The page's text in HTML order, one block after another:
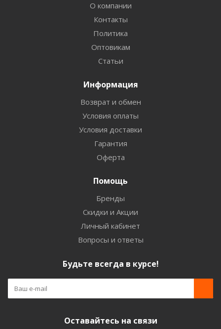
О компании
Контакты
Политика
Оптовикам
Статьи
Информация
Возврат и обмен
Условия оплаты
Условия доставки
Гарантия
Оферта
Помощь
Бренды
Скидки и Акции
Личный кабинет
Вопросы и ответы
Будьте всегда в курсе!
Оставайтесь на связи